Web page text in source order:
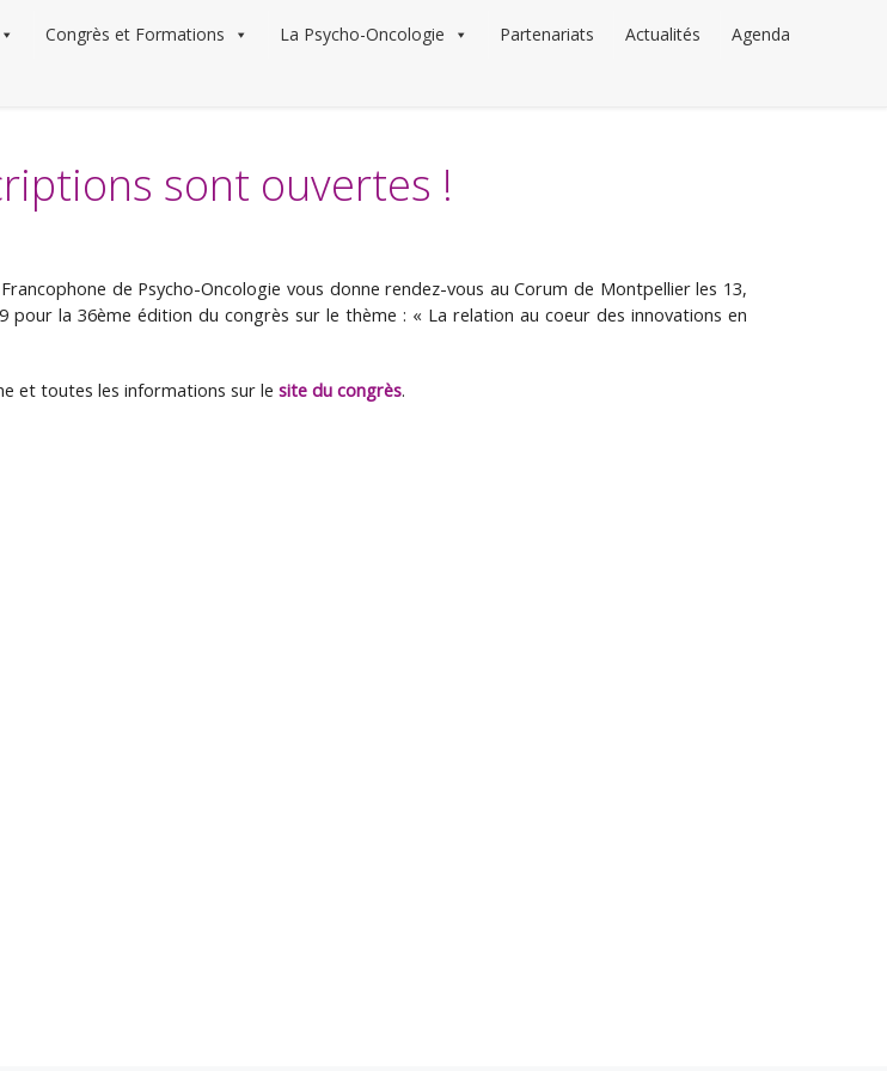
Congrès et Formations La Psycho-Oncologie Partenariats Actualités Agenda
sont ouvertes !
de Psycho-Oncologie vous donne rendez-vous au Corum de Montpellier les 13,
pour la 36ème édition du congrès sur le thème : « La relation au coeur des innovations en
et toutes les informations sur le site du congrès.